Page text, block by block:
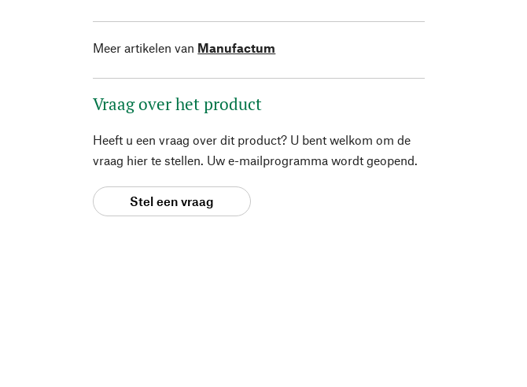
Meer artikelen van Manufactum
Vraag over het product
Heeft u een vraag over dit product? U bent welkom om de
vraag hier te stellen. Uw e-mailprogramma wordt geopend.
Stel een vraag